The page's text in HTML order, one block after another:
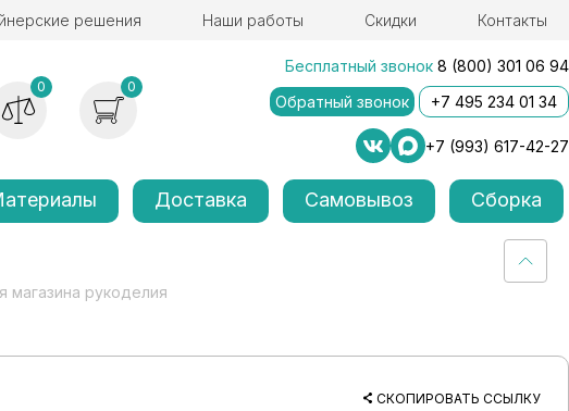
решения Наши работы Скидки Контакты
0 0
Бесплатный звонок 8 (800) 301 06 94
Обратный звонок
+7 495 234 01 34
+7 (993) 617-42-27
Доставка Самовывоз Сборка
магазина рукоделия
СКОПИРОВАТЬ ССЫЛКУ